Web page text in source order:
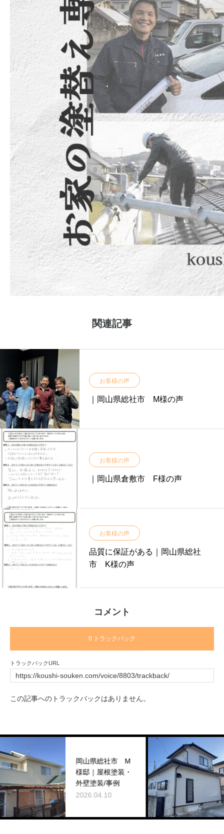
関連記事
お客様の声
｜岡山県総社市 M様の声
お客様の声
｜岡山県倉敷市 F様の声
お客様の声
品質に保証がある｜岡山県総社
市 K様の声
コメント
0 トラックバック
トラックバックURL
この記事へのトラックバックはありません。
岡山県総社市 M
様邸｜屋根塗装・
外壁塗装/事例
2026.04.10
岡
様
コ